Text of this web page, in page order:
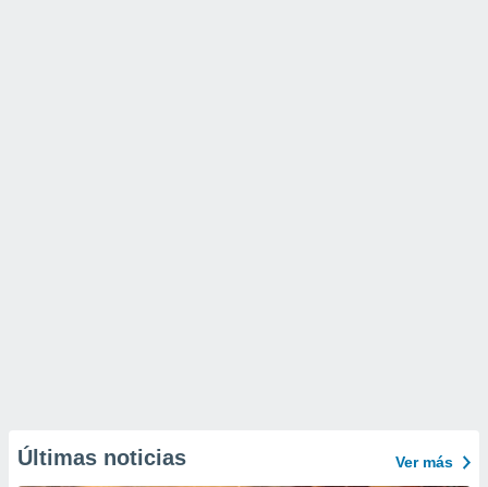
Últimas noticias Ver más